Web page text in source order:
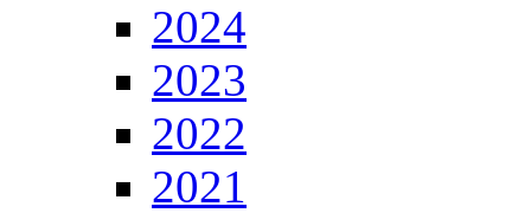
2024
2023
2022
2021